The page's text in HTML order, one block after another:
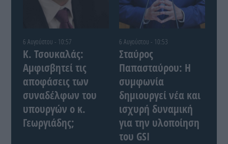
6 Αυγούστου - 10:57
Κ. Τσουκαλάς:
Αμφισβητεί τις
αποφάσεις των
συναδέλφων του
υπουργών ο κ.
Γεωργιάδης;
6 Αυγούστου - 10:53
Σταύρος
Παπασταύρου: Η
συμφωνία
δημιουργεί νέα και
ισχυρή δυναμική
για την υλοποίηση
του GSI